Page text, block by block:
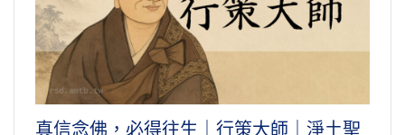
真信念佛，必得往生｜行策大師｜淨土聖